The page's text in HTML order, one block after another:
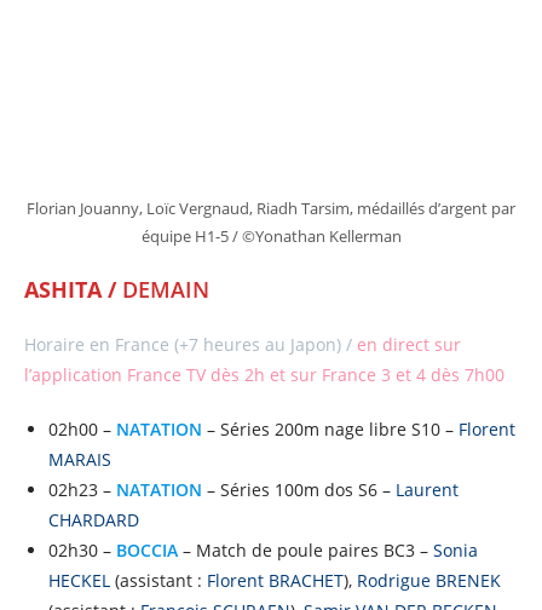
Florian Jouanny, Loïc Vergnaud, Riadh Tarsim, médaillés d’argent par
équipe H1-5 / ©Yonathan Kellerman
ASHITA /DEMAIN
Horaire en France (+7 heures au Japon) / en direct sur
l’application France TV dès 2h et sur France 3 et 4 dès 7h00
02h00 – NATATION – Séries 200m nage libre S10 – Florent
MARAIS
02h23 – NATATION – Séries 100m dos S6 – Laurent
CHARDARD
02h30 – BOCCIA – Match de poule paires BC3 – Sonia
HECKEL (assistant : Florent BRACHET), Rodrigue BRENEK